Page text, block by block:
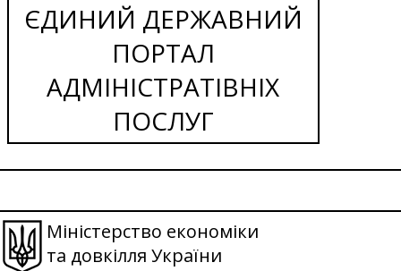
ЄДИНИЙ ДЕРЖАВНИЙ
ПОРТАЛ
АДМІНІСТРАТІВНІХ
ПОСЛУГ
Міністерство економіки
та довкілля України